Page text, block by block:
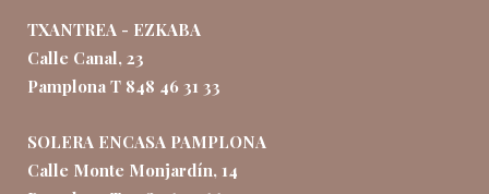
TXANTREA - EZKABA
Calle Canal, 23
Pamplona T 848 46 31 33
SOLERA ENCASA PAMPLONA
Calle Monte Monjardín, 14